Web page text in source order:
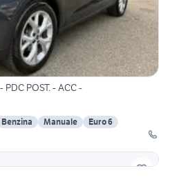
PDC POST. - ACC -
Benzina Manuale
Euro 6